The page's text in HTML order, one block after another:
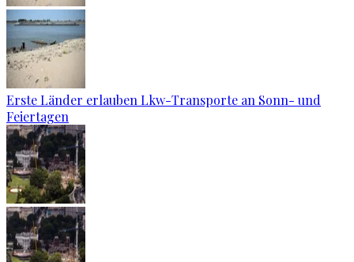
Erste Länder erlauben Lkw-Transporte an Sonn- und
Feiertagen